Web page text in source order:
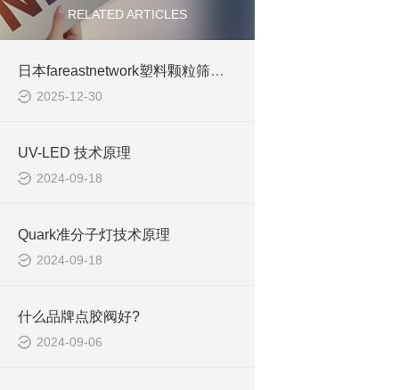
RELATED ARTICLES
日本fareastnetwork塑料颗粒筛分机
2025-12-30
UV-LED 技术原理
2024-09-18
Quark准分子灯技术原理
2024-09-18
什么品牌点胶阀好?
2024-09-06